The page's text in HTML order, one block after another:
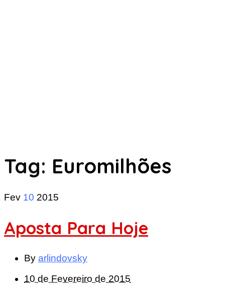
Tag: Euromilhões
Fev 10 2015
Aposta Para Hoje
By arlindovsky
10 de Fevereiro de 2015